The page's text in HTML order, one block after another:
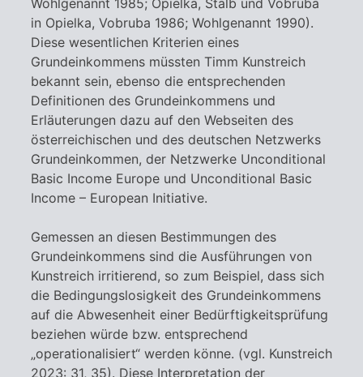
Wohlgenannt 1985; Opielka, Stalb und Vobruba
in Opielka, Vobruba 1986; Wohlgenannt 1990).
Diese wesentlichen Kriterien eines
Grundeinkommens müssten Timm Kunstreich
bekannt sein, ebenso die entsprechenden
Definitionen des Grundeinkommens und
Erläuterungen dazu auf den Webseiten des
österreichischen und des deutschen Netzwerks
Grundeinkommen, der Netzwerke Unconditional
Basic Income Europe und Unconditional Basic
Income – European Initiative.
Gemessen an diesen Bestimmungen des
Grundeinkommens sind die Ausführungen von
Kunstreich irritierend, so zum Beispiel, dass sich
die Bedingungslosigkeit des Grundeinkommens
auf die Abwesenheit einer Bedürftigkeitsprüfung
beziehen würde bzw. entsprechend
„operationalisiert“ werden könne. (vgl. Kunstreich
2023: 31, 35). Diese Interpretation der